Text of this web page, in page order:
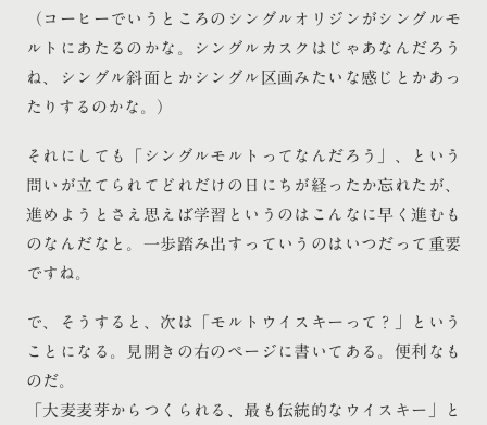
（コーヒーでいうところのシングルオリジンがシングルモ
ルトにあたるのかな。シングルカスクはじゃあなんだろう
ね、シングル斜面とかシングル区画みたいな感じとかあっ
たりするのかな。）
それにしても「シングルモルトってなんだろう」、という
問いが立てられてどれだけの日にちが経ったか忘れたが、
進めようとさえ思えば学習というのはこんなに早く進むも
のなんだなと。一歩踏み出すっていうのはいつだって重要
ですね。
で、そうすると、次は「モルトウイスキーって？」という
ことになる。見開きの右のページに書いてある。便利なも
のだ。
「大麦麦芽からつくられる、最も伝統的なウイスキー」と